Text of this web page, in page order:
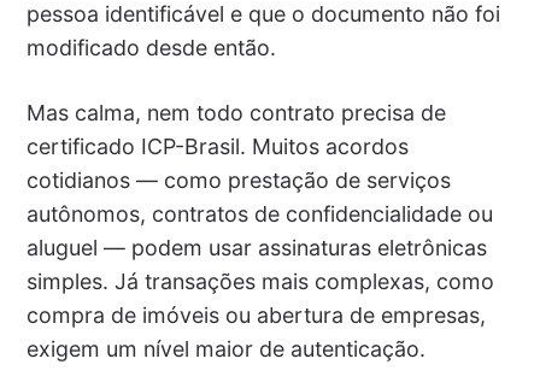
pessoa identificável e que o documento não foi
modificado desde então.
Mas calma, nem todo contrato precisa de
certificado ICP-Brasil. Muitos acordos
cotidianos — como prestação de serviços
autônomos, contratos de confidencialidade ou
aluguel — podem usar assinaturas eletrônicas
simples. Já transações mais complexas, como
compra de imóveis ou abertura de empresas,
exigem um nível maior de autenticação.